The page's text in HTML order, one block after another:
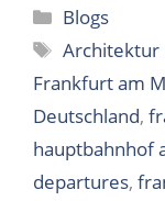
Categories
Blogs
Tags
Architektur
Frankfurt am
Deutschland,
hauptbahnhof
departures,